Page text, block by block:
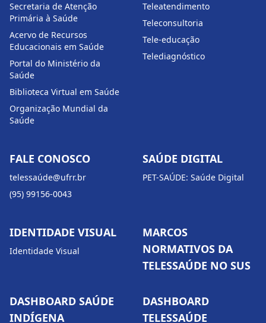
Secretaria de Atenção
Primária à Saúde
Acervo de Recursos
Educacionais em Saúde
Portal do Ministério da
Saúde
Biblioteca Virtual em Saúde
Organização Mundial da
Saúde
Teleatendimento
Teleconsultoria
Tele-educação
Telediagnóstico
FALE CONOSCO
telessaúde@ufrr.br
(95) 99156-0043
SAÚDE DIGITAL
PET-SAÚDE: Saúde Digital
IDENTIDADE VISUAL
Identidade Visual
MARCOS
NORMATIVOS DA
TELESSAÚDE NO SUS
DASHBOARD SAÚDE
INDÍGENA
DASHBOARD
TELESSAÚDE